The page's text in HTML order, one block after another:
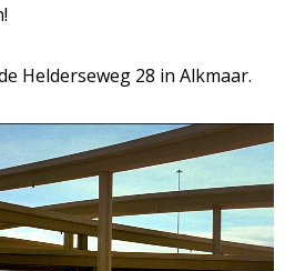
Helderseweg 28 in Alkmaar.